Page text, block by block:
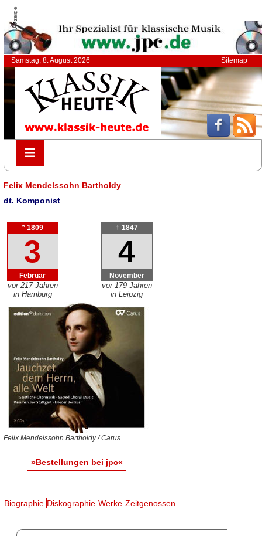
Anzeige
Samstag, 8. August 2026 Sitemap
≡
≡
Felix Mendelssohn Bartholdy
dt. Komponist
* 1809
3
Februar
vor 217 Jahren
in Hamburg
† 1847
4
November
vor 179 Jahren
in Leipzig
Felix Mendelssohn Bartholdy / Carus
»Bestellungen bei jpc«
Biographie Diskographie Werke Zeitgenossen